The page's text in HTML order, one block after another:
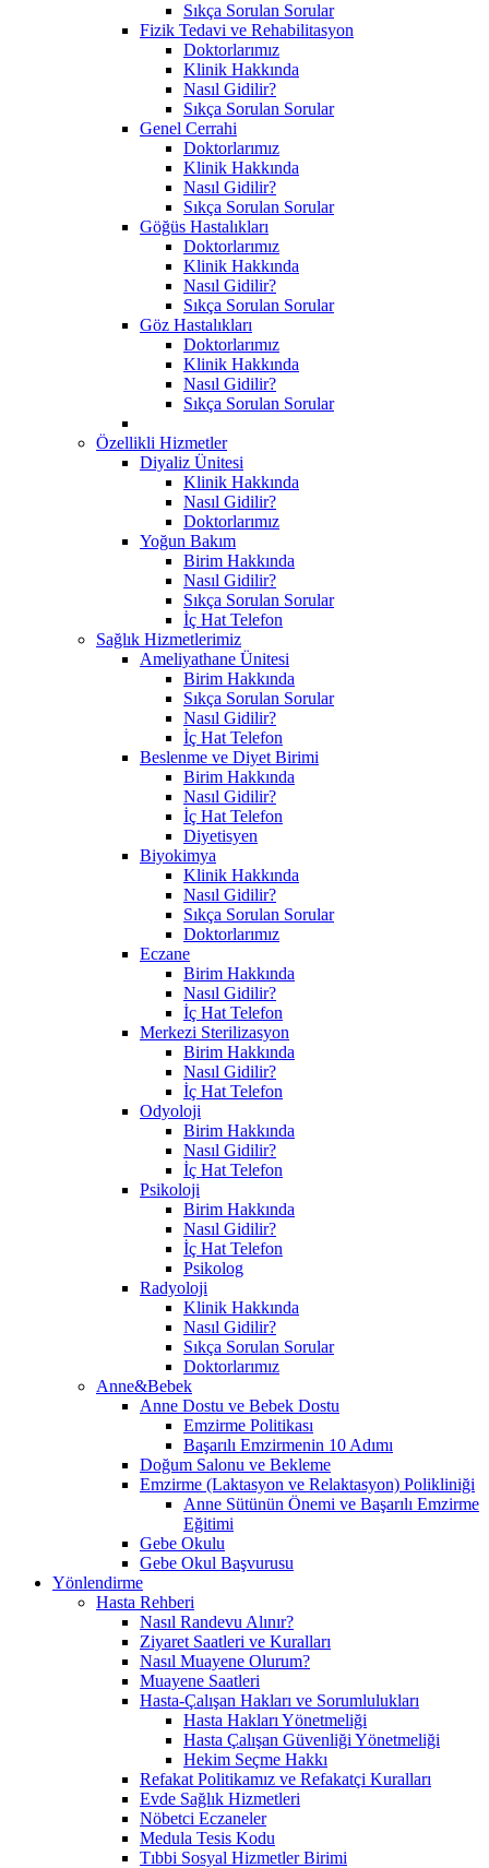
Sıkça Sorulan Sorular
Fizik Tedavi ve Rehabilitasyon
Doktorlarımız
Klinik Hakkında
Nasıl Gidilir?
Sıkça Sorulan Sorular
Genel Cerrahi
Doktorlarımız
Klinik Hakkında
Nasıl Gidilir?
Sıkça Sorulan Sorular
Göğüs Hastalıkları
Doktorlarımız
Klinik Hakkında
Nasıl Gidilir?
Sıkça Sorulan Sorular
Göz Hastalıkları
Doktorlarımız
Klinik Hakkında
Nasıl Gidilir?
Sıkça Sorulan Sorular
Özellikli Hizmetler
Diyaliz Ünitesi
Klinik Hakkında
Nasıl Gidilir?
Doktorlarımız
Yoğun Bakım
Birim Hakkında
Nasıl Gidilir?
Sıkça Sorulan Sorular
İç Hat Telefon
Sağlık Hizmetlerimiz
Ameliyathane Ünitesi
Birim Hakkında
Sıkça Sorulan Sorular
Nasıl Gidilir?
İç Hat Telefon
Beslenme ve Diyet Birimi
Birim Hakkında
Nasıl Gidilir?
İç Hat Telefon
Diyetisyen
Biyokimya
Klinik Hakkında
Nasıl Gidilir?
Sıkça Sorulan Sorular
Doktorlarımız
Eczane
Birim Hakkında
Nasıl Gidilir?
İç Hat Telefon
Merkezi Sterilizasyon
Birim Hakkında
Nasıl Gidilir?
İç Hat Telefon
Odyoloji
Birim Hakkında
Nasıl Gidilir?
İç Hat Telefon
Psikoloji
Birim Hakkında
Nasıl Gidilir?
İç Hat Telefon
Psikolog
Radyoloji
Klinik Hakkında
Nasıl Gidilir?
Sıkça Sorulan Sorular
Doktorlarımız
Anne&Bebek
Anne Dostu ve Bebek Dostu
Emzirme Politikası
Başarılı Emzirmenin 10 Adımı
Doğum Salonu ve Bekleme
Emzirme (Laktasyon ve Relaktasyon) Polikliniği
Anne Sütünün Önemi ve Başarılı Emzirme
Eğitimi
Gebe Okulu
Gebe Okul Başvurusu
Yönlendirme
Hasta Rehberi
Nasıl Randevu Alınır?
Ziyaret Saatleri ve Kuralları
Nasıl Muayene Olurum?
Muayene Saatleri
Hasta-Çalışan Hakları ve Sorumlulukları
Hasta Hakları Yönetmeliği
Hasta Çalışan Güvenliği Yönetmeliği
Hekim Seçme Hakkı
Refakat Politikamız ve Refakatçi Kuralları
Evde Sağlık Hizmetleri
Nöbetci Eczaneler
Medula Tesis Kodu
Tıbbi Sosyal Hizmetler Birimi